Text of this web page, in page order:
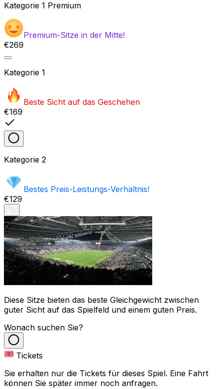
Kategorie 1 Premium
Premium-Sitze in der Mitte!
€269
Kategorie 1
Beste Sicht auf das Geschehen
€169
Kategorie 2
Bestes Preis-Leistungs-Verhältnis!
€129
Diese Sitze bieten das beste Gleichgewicht zwischen
guter Sicht auf das Spielfeld und einem guten Preis.
Wonach suchen Sie?
Tickets
Sie erhalten nur die Tickets für dieses Spiel. Eine Fahrt
können Sie später immer noch anfragen.